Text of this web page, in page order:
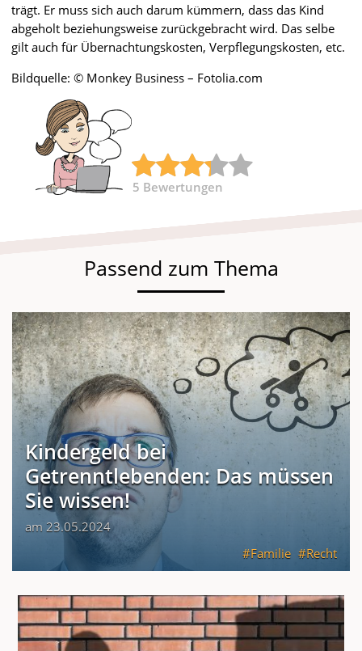
trägt. Er muss sich auch darum kümmern, dass das Kind
abgeholt beziehungsweise zurückgebracht wird. Das selbe
gilt auch für Übernachtungskosten, Verpflegungskosten, etc.
Bildquelle: © Monkey Business – Fotolia.com
5 Bewertungen
Passend zum Thema
Kindergeld bei
Getrenntlebenden: Das müssen
Sie wissen!
am 23.05.2024
Familie
Recht